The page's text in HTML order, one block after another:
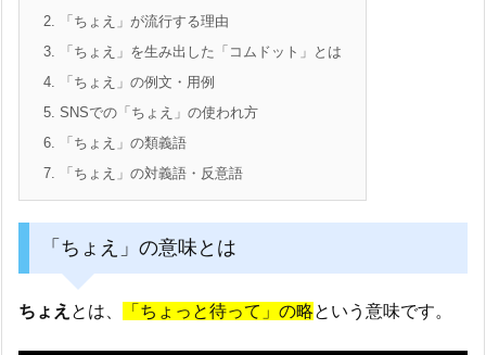
2. 「ちょえ」が流行する理由
3. 「ちょえ」を生み出した「コムドット」とは
4. 「ちょえ」の例文・用例
5. SNSでの「ちょえ」の使われ方
6. 「ちょえ」の類義語
7. 「ちょえ」の対義語・反意語
「ちょえ」の意味とは
ちょえ とは、 「ちょっと待って」の略という意味です。